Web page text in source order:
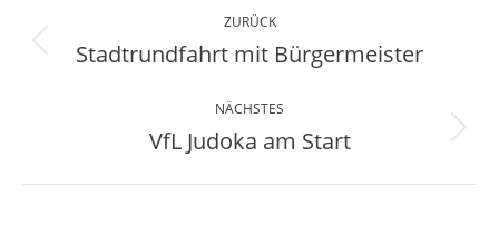
ZURÜCK
Vorheriger
Stadtrundfahrt mit Bürgermeister
NÄCHSTES
Nächster
VfL Judoka am Start